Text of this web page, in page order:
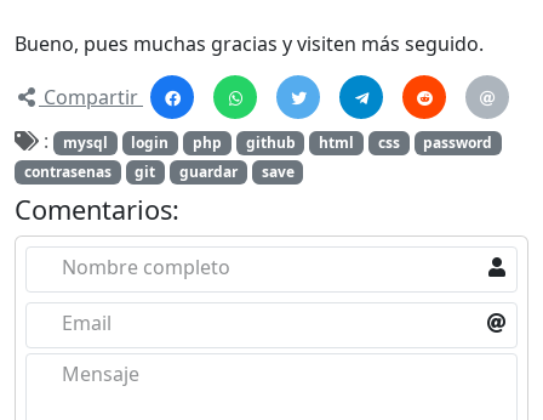
Bueno, pues muchas gracias y visiten más seguido.
Compartir
:
mysql login php github html css
password
contrasenas
git guardar save
Comentarios:
Nombre completo
Email
Mensaje